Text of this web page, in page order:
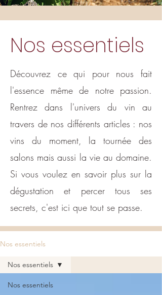
Nos essentiels
Découvrez ce qui pour nous fait
l'essence même de notre passion.
Rentrez dans l'univers du vin au
travers de nos différents articles : nos
vins du moment, la tournée des
salons mais aussi la vie au domaine.
Si vous voulez en savoir plus sur la
dégustation et percer tous ses
secrets, c'est ici que tout se passe.
Nos essentiels
Nos essentiels
Nos essentiels